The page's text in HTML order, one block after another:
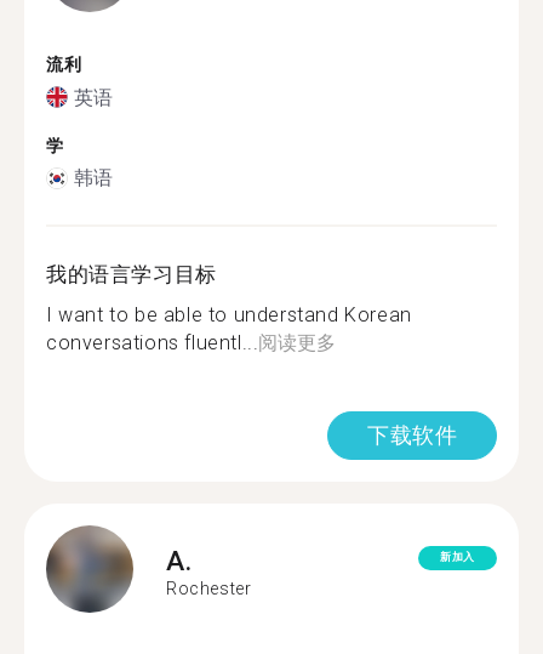
流利
英语
学
韩语
我的语言学习目标
I want to be able to understand Korean
conversations fluentl...阅读更多
下载软件
A.
Rochester
新加入